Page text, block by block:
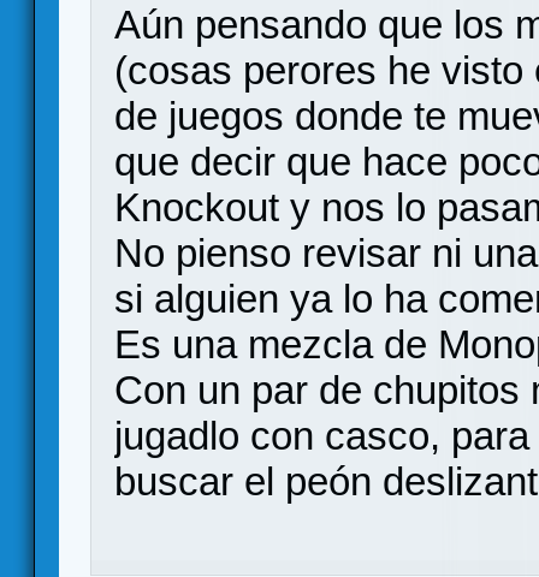
Aún pensando que los
(cosas perores he
de juegos donde te
que decir que hace
Knockout y nos lo
No pienso revisar ni
si alguien ya lo ha
Es una mezcla de
Con un par de
jugadlo con casco,
buscar el peón